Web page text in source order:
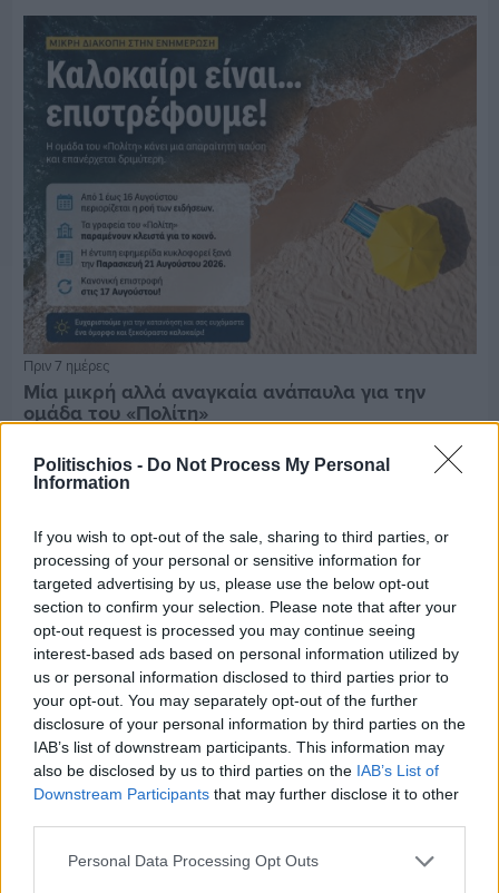
Politischios - Do Not Process My Personal
Information
If you wish to opt-out of the sale, sharing to third parties, or
processing of your personal or sensitive information for
targeted advertising by us, please use the below opt-out
section to confirm your selection. Please note that after your
opt-out request is processed you may continue seeing
interest-based ads based on personal information utilized by
us or personal information disclosed to third parties prior to
your opt-out. You may separately opt-out of the further
disclosure of your personal information by third parties on the
IAB’s list of downstream participants. This information may
also be disclosed by us to third parties on the IAB’s List of
Downstream Participants that may further disclose it to other
Personal Data Processing Opt Outs
Πριν 7 ημέρες
Μία μικρή αλλά αναγκαία ανάπαυλα για την
ομάδα του «Πολίτη»
Πριν 7 ημέρες
Τρίτος στη σφαιροβολία στη διεθνή συνάντηση
Ελλάδας–Κύπρου Κ18 ο Δημήτρης Τέλλιος